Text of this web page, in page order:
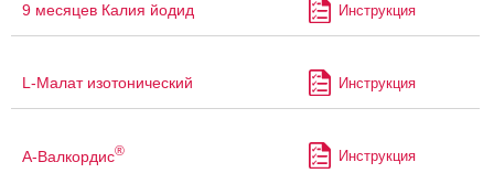
9 месяцев Калия йодид Инструкция
L-Малат изотонический Инструкция
А-Валкордис® Инструкция